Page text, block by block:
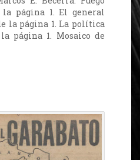
página 1. El general
la página 1. La política
página 1. Mosaico de